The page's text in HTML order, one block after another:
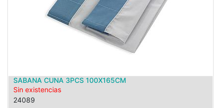
SABANA CUNA 3PCS 100X165CM
Sin existencias
24089